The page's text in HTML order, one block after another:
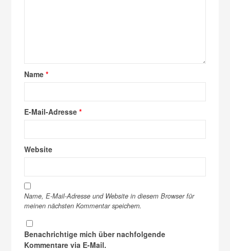
Name*
E-Mail-Adresse*
Website
Name, E-Mail-Adresse und Website in diesem Browser für
meinen nächsten Kommentar speichern.
Benachrichtige mich über nachfolgende
Kommentare via E-Mail.